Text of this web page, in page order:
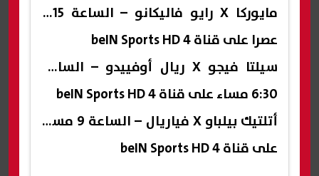
مايوركا X رايو فاليكانو – الساعة 4:15
عصرا على قناة beIN Sports HD 4
سيلتا فيجو X ريال أوفييدو – الساعة
6:30 مساء على قناة beIN Sports HD 4
أتلتيك بيلباو X فياريال – الساعة 9 مساء
على قناة beIN Sports HD 4